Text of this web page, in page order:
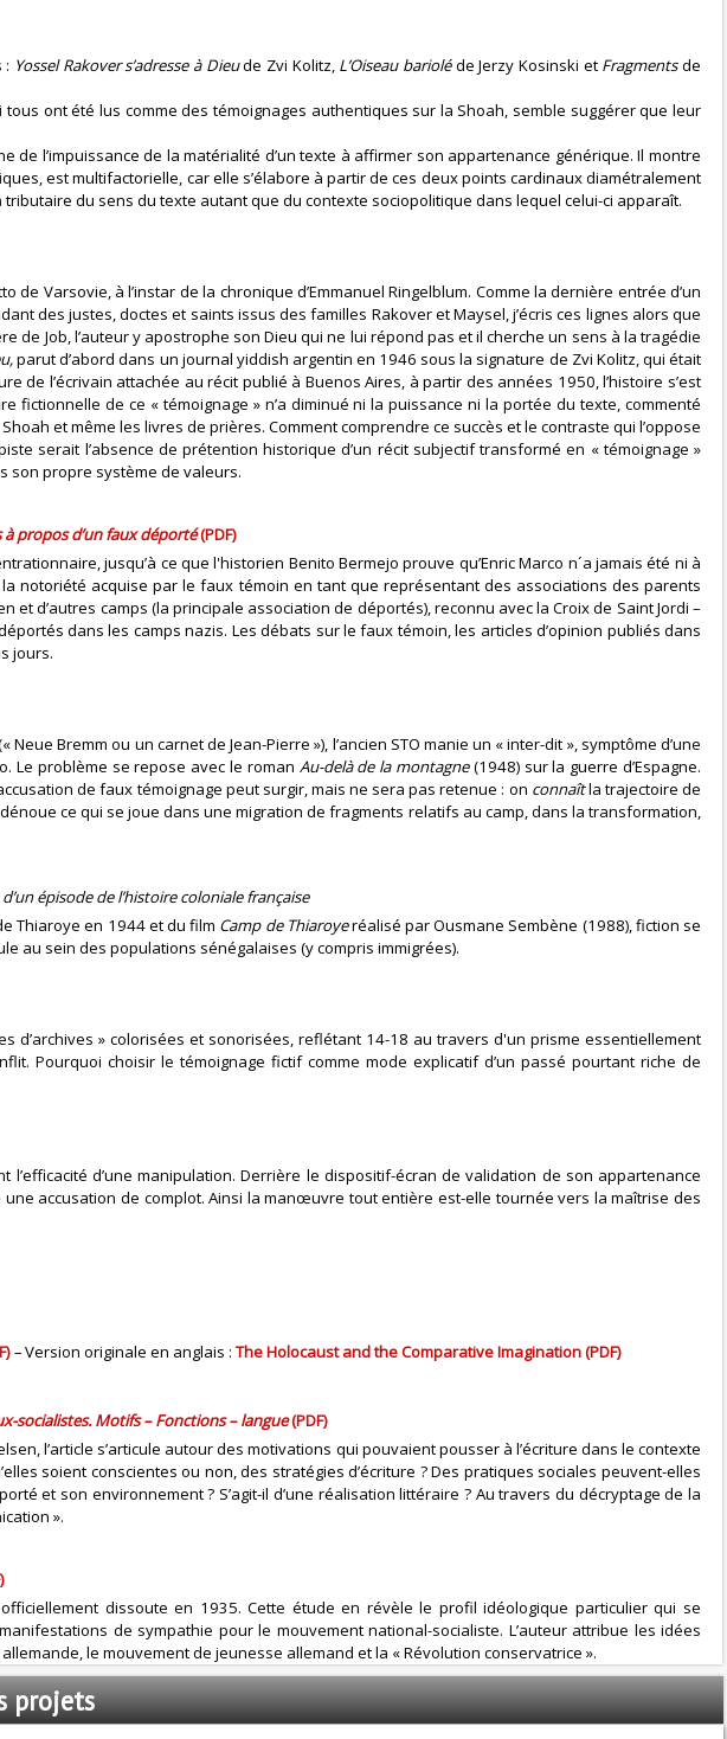
: Yossel Rakover s’adresse à Dieude Zvi Kolitz, L’Oiseau barioléde Jerzy Kosinski et Fragmentsde
ont été lus comme des témoignages authentiques sur la Shoah, semble suggérer que leur
l’impuissance de la matérialité d’un texte à affirmer son appartenance générique. Il montre
est multifactorielle, car elle s’élabore à partir de ces deux points cardinaux diamétralement
du sens du texte autant que du contexte sociopolitique dans lequel celui-ci apparaît.
Varsovie, à l’instar de la chronique d’Emmanuel Ringelblum. Comme la dernière entrée d’un
des justes, doctes et saints issus des familles Rakover et Maysel, j’écris ces lignes alors que
de Job, l’auteur y apostrophe son Dieu qui ne lui répond pas et il cherche un sens à la tragédie
parut d’abord dans un journal yiddish argentin en 1946 sous la signature de Zvi Kolitz, qui était
de l’écrivain attachée au récit publié à Buenos Aires, à partir des années 1950, l’histoire s’est
fictionnelle de ce « témoignage » n’a diminué ni la puissance ni la portée du texte, commenté
et même les livres de prières. Comment comprendre ce succès et le contraste qui l’oppose
serait l’absence de prétention historique d’un récit subjectif transformé en « témoignage »
son propre système de valeurs.
à propos d’un faux déporté(PDF)
jusqu’à ce que l'historien Benito Bermejo prouve qu’Enric Marco n´a jamais été ni à
notoriété acquise par le faux témoin en tant que représentant des associations des parents
d’autres camps (la principale association de déportés), reconnu avec la Croix de Saint Jordi –
dans les camps nazis. Les débats sur le faux témoin, les articles d’opinion publiés dans
jours.
Neue Bremm ou un carnet de Jean-Pierre »), l’ancien STO manie un « inter-dit », symptôme d’une
Le problème se repose avec le roman Au-delà de la montagne(1948) sur la guerre d’Espagne.
de faux témoignage peut surgir, mais ne sera pas retenue : on connaîtla trajectoire de
ce qui se joue dans une migration de fragments relatifs au camp, dans la transformation,
épisode de l’histoire coloniale française
Thiaroye en 1944 et du film Camp de Thiaroyeréalisé par Ousmane Sembène (1988), fiction se
au sein des populations sénégalaises (y compris immigrées).
d’archives » colorisées et sonorisées, reflétant 14-18 au travers d'un prisme essentiellement
Pourquoi choisir le témoignage fictif comme mode explicatif d’un passé pourtant riche de
d’une manipulation. Derrière le dispositif-écran de validation de son appartenance
accusation de complot. Ainsi la manœuvre tout entière est-elle tournée vers la maîtrise des
–Version originale en anglais : The Holocaust and the Comparative Imagination (PDF)
socialistes. Motifs – Fonctions – langue(PDF)
l’article s’articule autour des motivations qui pouvaient pousser à l’écriture dans le contexte
soient conscientes ou non, des stratégies d’écriture ? Des pratiques sociales peuvent-elles
et son environnement ? S’agit-il d’une réalisation littéraire ? Au travers du décryptage de la
».
dissoute en 1935. Cette étude en révèle le profil idéologique particulier qui se
de sympathie pour le mouvement national-socialiste. L’auteur attribue les idées
le mouvement de jeunesse allemand et la « Révolution conservatrice ».
projets